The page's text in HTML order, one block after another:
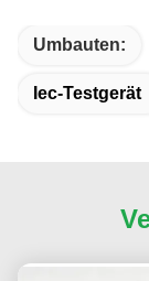
Umbauten:
Iec-Testgerät